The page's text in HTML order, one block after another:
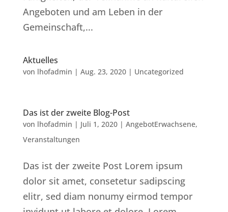
Angeboten und am Leben in der
Gemeinschaft,...
Aktuelles
von lhofadmin | Aug. 23, 2020| Uncategorized
Das ist der zweite Blog-Post
von lhofadmin | Juli 1, 2020| AngebotErwachsene,
Veranstaltungen
Das ist der zweite Post Lorem ipsum
dolor sit amet, consetetur sadipscing
elitr, sed diam nonumy eirmod tempor